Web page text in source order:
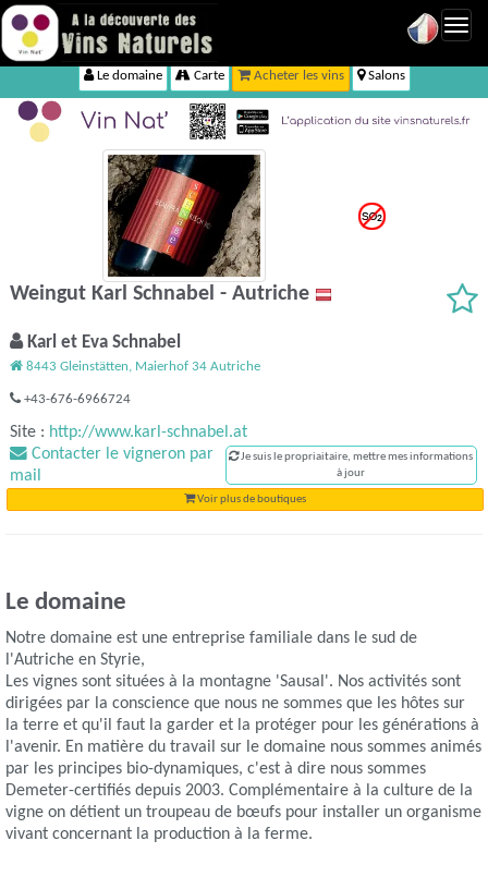
Le domaine Carte Acheter les vins Salons
Weingut Karl Schnabel - Autriche
Karl et Eva Schnabel
8443 Gleinstätten, Maierhof 34 Autriche
+43-676-6966724
Site : http://www.karl-schnabel.at
Contacter le vigneron par
mail
Je suis le propriaitaire, mettre mes informations
à jour
Voir plus de boutiques
Le domaine
Notre domaine est une entreprise familiale dans le sud de
l'Autriche en Styrie,
Les vignes sont situées à la montagne 'Sausal'. Nos activités sont
dirigées par la conscience que nous ne sommes que les hôtes sur
la terre et qu'il faut la garder et la protéger pour les générations à
l'avenir. En matière du travail sur le domaine nous sommes animés
par les principes bio-dynamiques, c'est à dire nous sommes
Demeter-certifiés depuis 2003. Complémentaire à la culture de la
vigne on détient un troupeau de bœufs pour installer un organisme
vivant concernant la production à la ferme.